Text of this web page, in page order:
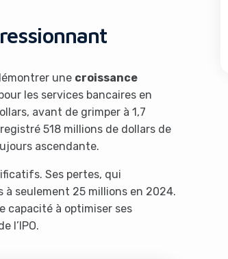
une croissance
les services bancaires en
avant de grimper à 1,7
518 millions de dollars de
ascendante.
Ses pertes, qui
seulement 25 millions en 2024.
capacité à optimiser ses
l’IPO.
using an ad-